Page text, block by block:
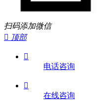
扫码添加微信
 顶部

电话咨询

在线咨询